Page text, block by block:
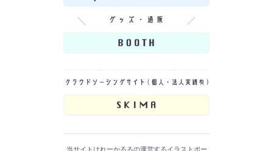
当サイトはれーかるるの運営するイラストポー